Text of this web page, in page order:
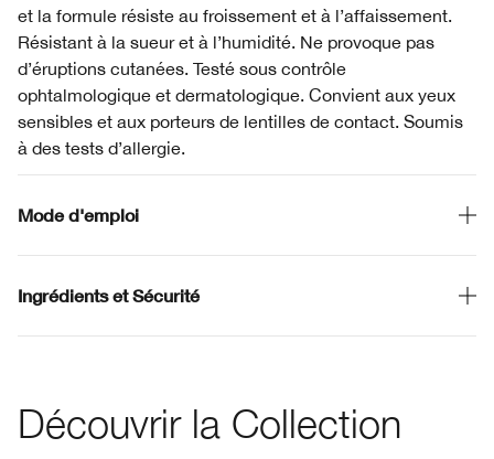
et la formule résiste au froissement et à l’affaissement.
Résistant à la sueur et à l’humidité. Ne provoque pas
d’éruptions cutanées. Testé sous contrôle
ophtalmologique et dermatologique. Convient aux yeux
sensibles et aux porteurs de lentilles de contact. Soumis
à des tests d’allergie.
Mode d'emploi
Ingrédients et Sécurité
Découvrir la Collection